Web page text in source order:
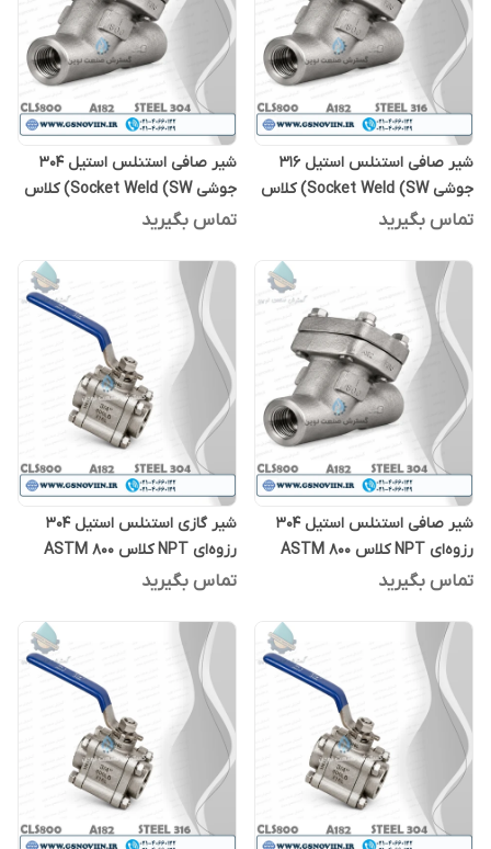
شیر صافی استنلس استیل 316
جوشی Socket Weld (SW) کلاس
800 ASTM A182 F316
تماس بگیرید
شیر صافی استنلس استیل 304
جوشی Socket Weld (SW) کلاس
800 ASTM A182 F304
تماس بگیرید
شیر صافی استنلس استیل 304
رزوه‌ای NPT کلاس 800 ASTM
A182 F304
تماس بگیرید
شیر گازی استنلس استیل 304
رزوه‌ای NPT کلاس 800 ASTM
A182 F304
تماس بگیرید